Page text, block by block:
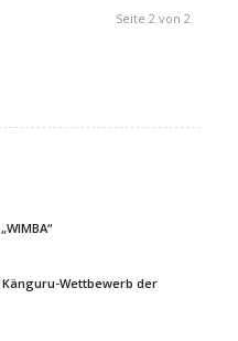
Seite 2 von 2
Wettbewerb der